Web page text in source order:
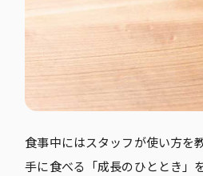
食事中にはスタッフが使い方を
手に食べる「成長のひととき」